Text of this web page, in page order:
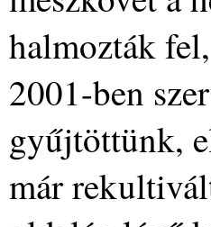
halmozták
2001-ben
gyűjtöttünk,
már